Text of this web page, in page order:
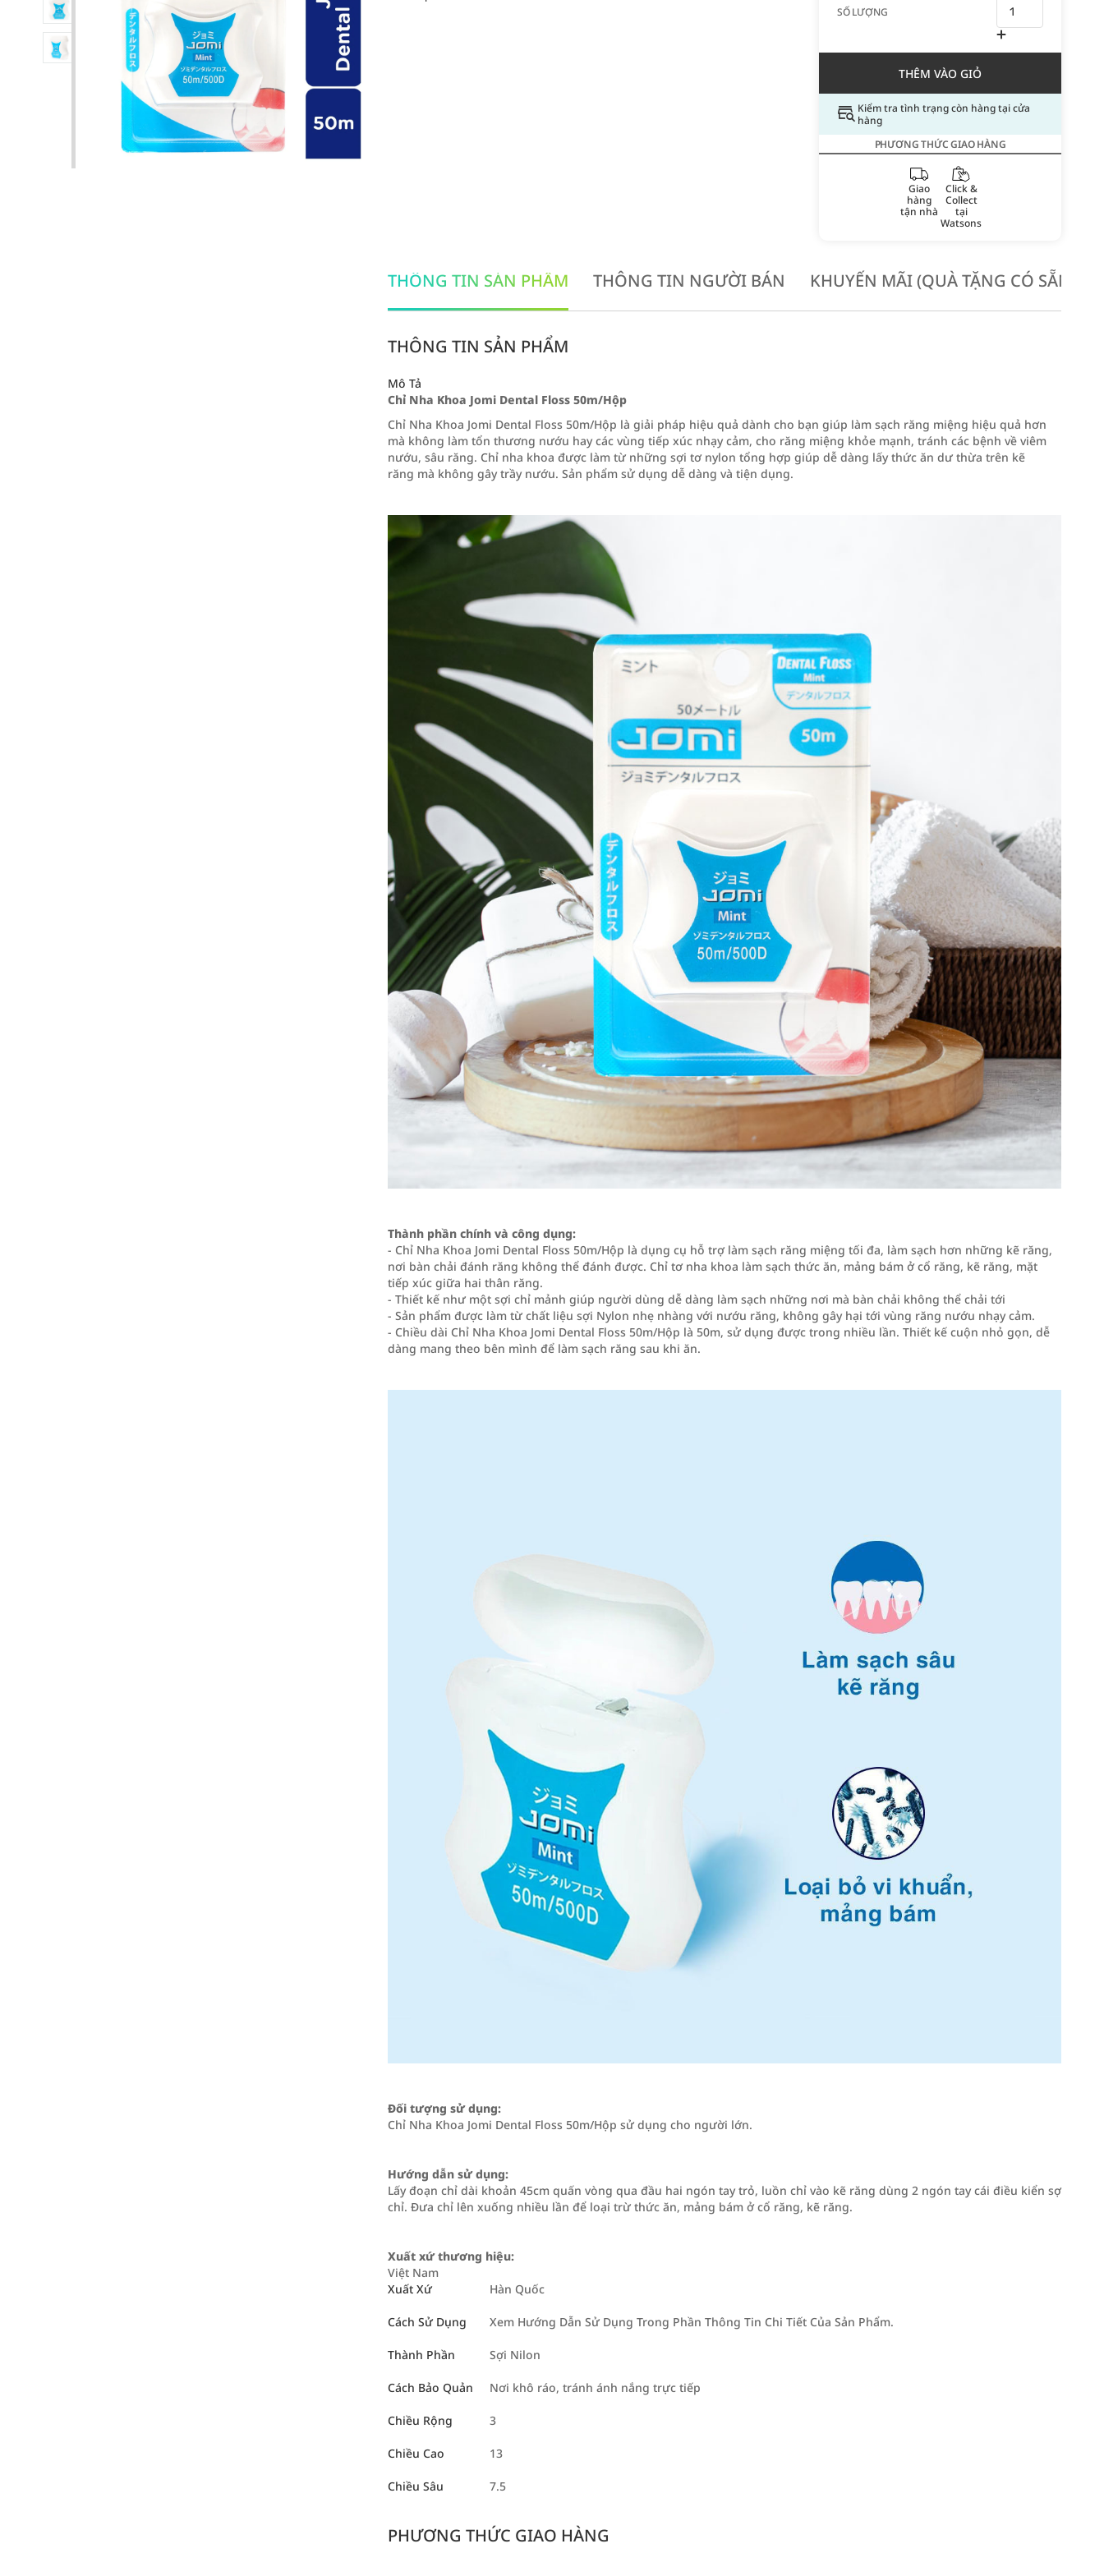
SỐ LƯỢNG
THÊM VÀO GIỎ
Kiểm tra tình trạng còn hàng tại cửa
hàng
PHƯƠNG THỨC GIAO HÀNG
Giao
hàng
tận nhà
Click &
Collect
tại
Watsons
THÔNG TIN SẢN PHẨM THÔNG TIN NGƯỜI BÁN KHUYẾN MÃI (QUÀ TẶNG CÓ SẴN
THÔNG TIN SẢN PHẨM
Mô Tả
Chỉ Nha Khoa Jomi Dental Floss 50m/Hộp
Chỉ Nha Khoa Jomi Dental Floss 50m/Hộp là giải pháp hiệu quả dành cho bạn giúp làm sạch răng miệng hiệu quả hơn
mà không làm tổn thương nướu hay các vùng tiếp xúc nhạy cảm, cho răng miệng khỏe mạnh, tránh các bệnh về viêm
nướu, sâu răng. Chỉ nha khoa được làm từ những sợi tơ nylon tổng hợp giúp dễ dàng lấy thức ăn dư thừa trên kẽ
răng mà không gây trầy nướu. Sản phẩm sử dụng dễ dàng và tiện dụng.
Thành phần chính và công dụng:
- Chỉ Nha Khoa Jomi Dental Floss 50m/Hộp là dụng cụ hỗ trợ làm sạch răng miệng tối đa, làm sạch hơn những kẽ răng,
nơi bàn chải đánh răng không thể đánh được. Chỉ tơ nha khoa làm sạch thức ăn, mảng bám ở cổ răng, kẽ răng, mặt
tiếp xúc giữa hai thân răng.
- Thiết kế như một sợi chỉ mảnh giúp người dùng dễ dàng làm sạch những nơi mà bàn chải không thể chải tới
- Sản phẩm được làm từ chất liệu sợi Nylon nhẹ nhàng với nướu răng, không gây hại tới vùng răng nướu nhạy cảm.
- Chiều dài Chỉ Nha Khoa Jomi Dental Floss 50m/Hộp là 50m, sử dụng được trong nhiều lần. Thiết kế cuộn nhỏ gọn, dễ
dàng mang theo bên mình để làm sạch răng sau khi ăn.
Đối tượng sử dụng:
Chỉ Nha Khoa Jomi Dental Floss 50m/Hộp sử dụng cho người lớn.
Hướng dẫn sử dụng:
Lấy đoạn chỉ dài khoản 45cm quấn vòng qua đầu hai ngón tay trỏ, luồn chỉ vào kẽ răng dùng 2 ngón tay cái điều kiển sợ
chỉ. Đưa chỉ lên xuống nhiều lần để loại trừ thức ăn, mảng bám ở cổ răng, kẽ răng.
Xuất xứ thương hiệu:
Việt Nam
Xuất Xứ
Hàn Quốc
Cách Sử Dụng Xem Hướng Dẫn Sử Dụng Trong Phần Thông Tin Chi Tiết Của Sản Phẩm.
Thành Phần Sợi Nilon
Cách Bảo Quản Nơi khô ráo, tránh ánh nắng trực tiếp
Chiều Rộng 3
Chiều Cao 13
Chiều Sâu 7.5
PHƯƠNG THỨC GIAO HÀNG